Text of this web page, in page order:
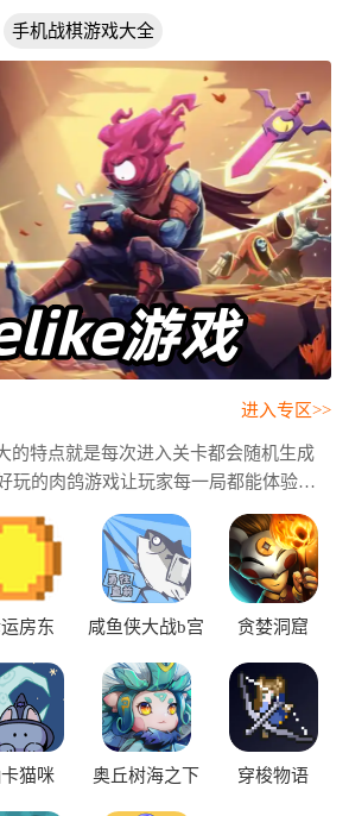
手机战棋游戏大全
的特点就是每次进入关卡都会随机生成
玩的肉鸽游戏让玩家每一局都能体验到
游戏十大神作不仅拥有爽快的战斗节
、技能组合以及策略搭配等丰富玩法。
进入专区>>
房东
咸鱼侠大战b宫
贪婪洞窟
猫咪 奥丘树海之下 穿梭物语